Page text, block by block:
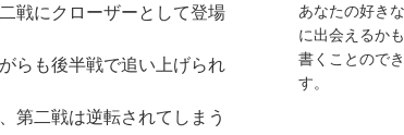
戦にクローザーとして登場
らも後半戦で追い上げられ
第二戦は逆転されてしまう
あなたの好き
に出会えるか
書くことので
す。